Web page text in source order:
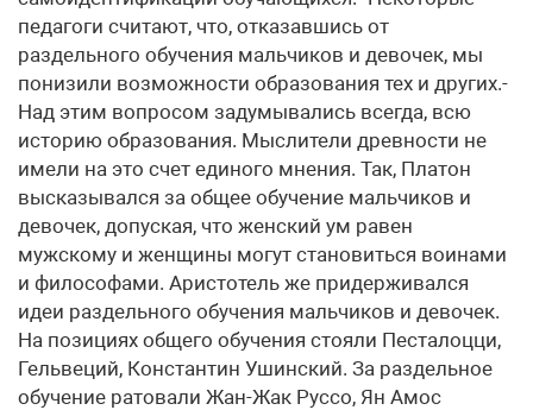
педагоги считают, что, отказавшись от
раздельного обучения мальчиков и девочек, мы
понизили возможности образования тех и других.-
Над этим вопросом задумывались всегда, всю
историю образования. Мыслители древности не
имели на это счет единого мнения. Так, Платон
высказывался за общее обучение мальчиков и
девочек, допуская, что женский ум равен
мужскому и женщины могут становиться воинами
и философами. Аристотель же придерживался
идеи раздельного обучения мальчиков и девочек.
На позициях общего обучения стояли Песталоцци,
Гельвеций, Константин Ушинский. За раздельное
обучение ратовали Жан-Жак Руссо, Ян Амос